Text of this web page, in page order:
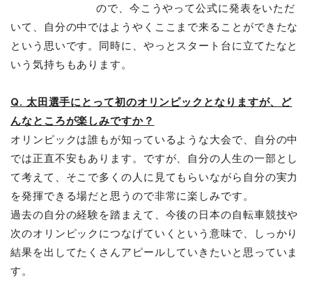
ので、今こうやって公式に発表をいただ
いて、自分の中ではようやくここまで来ることができたな
という思いです。同時に、やっとスタート台に立てたなと
いう気持ちもあります。
Q. 太田選手にとって初のオリンピックとなりますが、ど
んなところが楽しみですか？
オリンピックは誰もが知っているような大会で、自分の中
では正直不安もあります。ですが、自分の人生の一部とし
て考えて、そこで多くの人に見てもらいながら自分の実力
を発揮できる場だと思うので非常に楽しみです。
過去の自分の経験を踏まえて、今後の日本の自転車競技や
次のオリンピックにつなげていくという意味で、しっかり
結果を出してたくさんアピールしていきたいと思っていま
す。